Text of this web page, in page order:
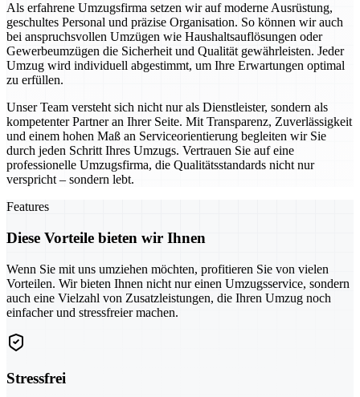
Als erfahrene Umzugsfirma setzen wir auf moderne Ausrüstung,
geschultes Personal und präzise Organisation. So können wir auch
bei anspruchsvollen Umzügen wie Haushaltsauflösungen oder
Gewerbeumzügen die Sicherheit und Qualität gewährleisten. Jeder
Umzug wird individuell abgestimmt, um Ihre Erwartungen optimal
zu erfüllen.
Unser Team versteht sich nicht nur als Dienstleister, sondern als
kompetenter Partner an Ihrer Seite. Mit Transparenz, Zuverlässigkeit
und einem hohen Maß an Serviceorientierung begleiten wir Sie
durch jeden Schritt Ihres Umzugs. Vertrauen Sie auf eine
professionelle Umzugsfirma, die Qualitätsstandards nicht nur
verspricht – sondern lebt.
Features
Diese Vorteile bieten wir Ihnen
Wenn Sie mit uns umziehen möchten, profitieren Sie von vielen
Vorteilen. Wir bieten Ihnen nicht nur einen Umzugsservice, sondern
auch eine Vielzahl von Zusatzleistungen, die Ihren Umzug noch
einfacher und stressfreier machen.
Stressfrei